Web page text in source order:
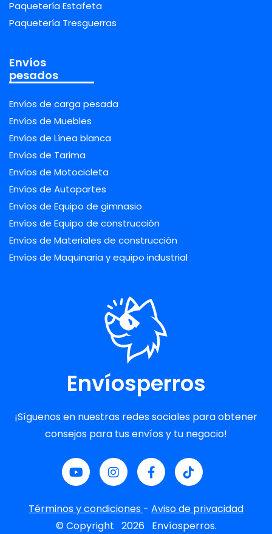
Paquetería Estafeta
Paquetería Tresguerras
Envíos
pesados
Envíos de carga pesada
Envíos de Muebles
Envíos de Línea blanca
Envíos de Tarima
Envíos de Motocicleta
Envíos de Autopartes
Envíos de Equipo de gimnasio
Envíos de Equipo de construcción
Envíos de Materiales de construcción
Envíos de Maquinaria y equipo industrial
Envíosperros
¡Síguenos en nuestras redes sociales para obtener
consejos para tus envíos y tu negocio!
Términos y condiciones - Aviso de privacidad
© Copyright 2026 Envíosperros.